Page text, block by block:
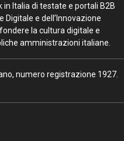
in Italia di testate e portali B2B
e dell’Innovazione
la cultura digitale e
amministrazioni italiane.
numero registrazione 1927.